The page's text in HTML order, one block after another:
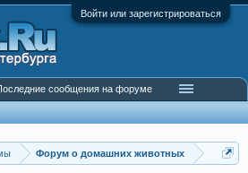
Войти или зарегистрироваться
Форум о домашних животных
сообщения на форуме